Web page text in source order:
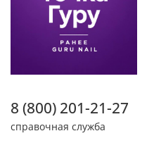
8 (800) 201-21-27
справочная служба